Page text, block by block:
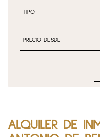
ALQUILER DE